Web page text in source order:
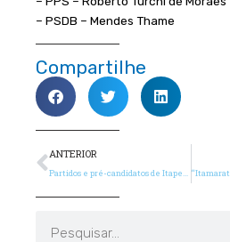
– PSDB – Mendes Thame
Compartilhe
Anterior
ANTERIOR
Partidos e pré-candidatos de Itapetininga (SP) aderem ao Programa Cidades Sustentáveis